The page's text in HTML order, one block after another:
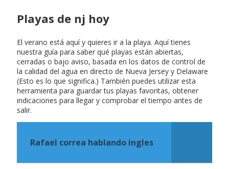
Playas de nj hoy
El verano está aquí y quieres ir a la playa. Aquí tienes
nuestra guía para saber qué playas están abiertas,
cerradas o bajo aviso, basada en los datos de control de
la calidad del agua en directo de Nueva Jersey y Delaware
(Esto es lo que significa.) También puedes utilizar esta
herramienta para guardar tus playas favoritas, obtener
indicaciones para llegar y comprobar el tiempo antes de
salir.
Rafael correa hablando ingles